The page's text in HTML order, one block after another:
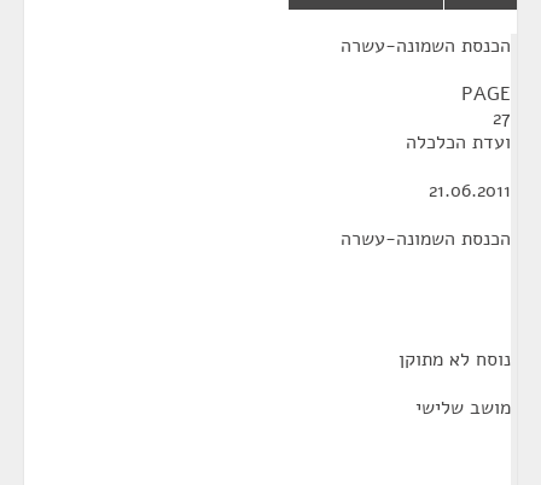
הכנסת השמונה-עשרה
PAGE
27
ועדת הכלכלה
21.06.2011
הכנסת השמונה-עשרה
נוסח לא מתוקן
מושב שלישי